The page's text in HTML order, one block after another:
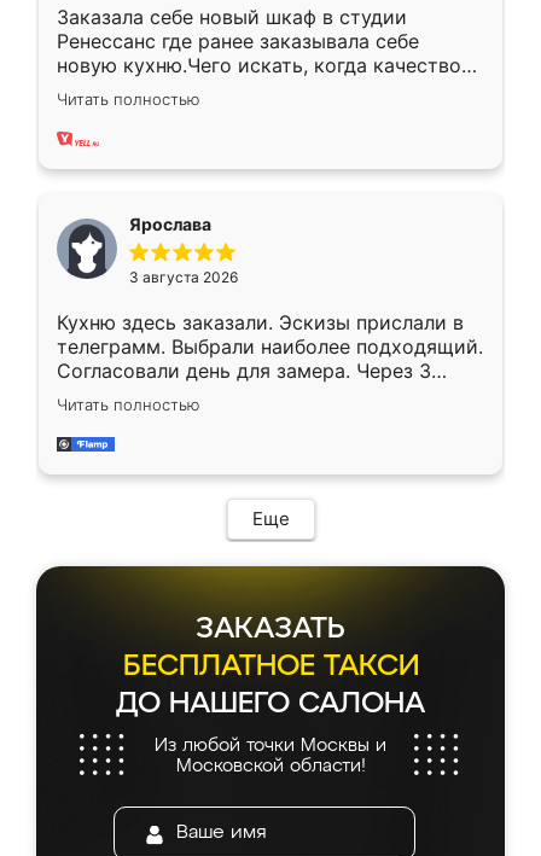
Заказала себе новый шкаф в студии
Ренессанс где ранее заказывала себе
новую кухню.Чего искать, когда качеством
вполне довольна. Служит кухня уже почти
два года, нареканий нет.
Читать полностью
Ярослава
3 августа 2026
Кухню здесь заказали. Эскизы прислали в
телеграмм. Выбрали наиболее подходящий.
Согласовали день для замера. Через 3
недели кухня была уже готова. Остались
довольны работой. Спасибо Ренессанс
мебель за качественную работу!
Читать полностью
Еще
ЗАКАЗАТЬ
БЕСПЛАТНОЕ ТАКСИ
ДО НАШЕГО САЛОНА
Из любой точки Москвы и
Московской области!